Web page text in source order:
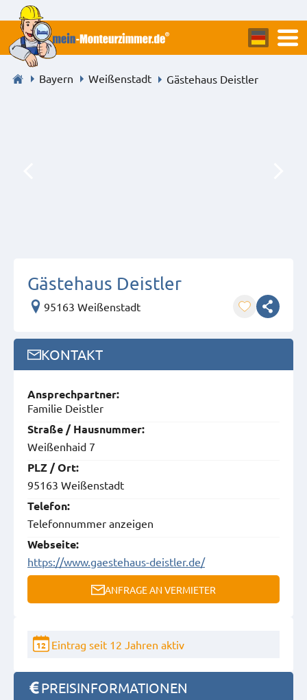
Bayern Weißenstadt Gästehaus Deistler
Gästehaus Deistler
95163 Weißenstadt
KONTAKT
Ansprech­partner:
Familie Deistler
Straße / Hausnummer:
Weißenhaid 7
PLZ / Ort:
95163 Weißenstadt
Telefon:
Telefonnummer anzeigen
Webseite:
https://www.gaestehaus-deistler.de/
ANFRAGE AN VERMIETER
12 Eintrag seit 12 Jahren aktiv
PREISINFORMATIONEN